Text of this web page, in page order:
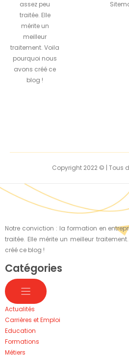
assez peu
traitée. Elle
mérite un
meilleur
traitement. Voila
pourquoi nous
avons créé ce
blog !
Copyright 2022 © | Tous
Notre conviction : la formation en
traitée. Elle mérite un meilleur
créé ce blog !
Catégories
Actualités
Carrières et Emploi
Education
Formations
Métiers